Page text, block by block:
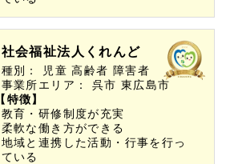
社会福祉法人くれんど
種別： 児童高齢者 障害者
事業所エリア：
呉市東広島市
【特徴】
教育・研修制度が充実
柔軟な働き方ができる
地域と連携した活動・行事を行っ
ている